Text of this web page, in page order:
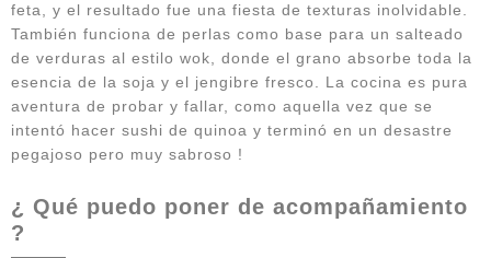
feta, y el resultado fue una fiesta de texturas inolvidable.
También funciona de perlas como base para un salteado
de verduras al estilo wok, donde el grano absorbe toda la
esencia de la soja y el jengibre fresco. La cocina es pura
aventura de probar y fallar, como aquella vez que se
intentó hacer sushi de quinoa y terminó en un desastre
pegajoso pero muy sabroso !
¿ Qué puedo poner de acompañamiento
?